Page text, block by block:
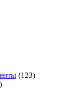
(123)